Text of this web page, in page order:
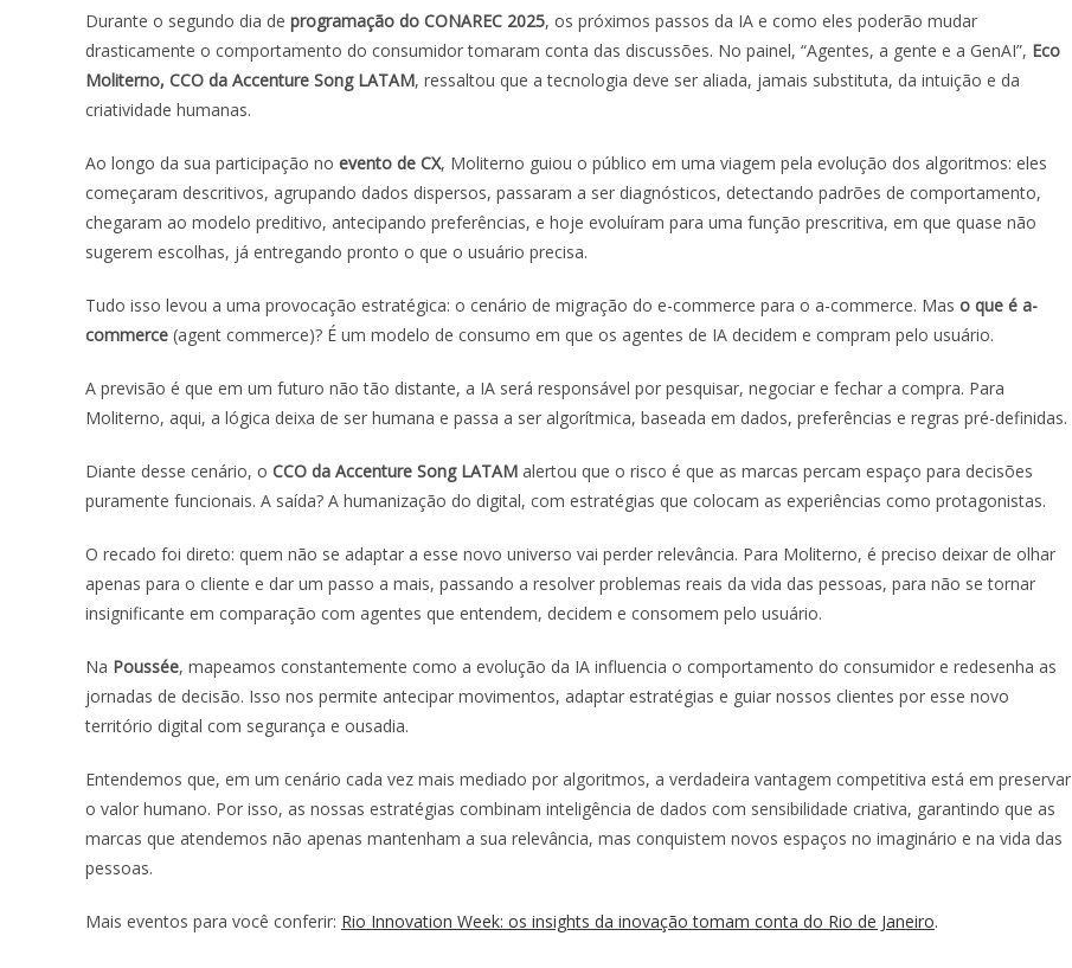
Durante o segundo dia de programação do CONAREC 2025, os próximos passos da IA e como eles poderão mudar
drasticamente o comportamento do consumidor tomaram conta das discussões. No painel, “Agentes, a gente e a GenAI”, Eco
Moliterno, CCO da Accenture Song LATAM, ressaltou que a tecnologia deve ser aliada, jamais substituta, da intuição e da
criatividade humanas.
Ao longo da sua participação no evento de CX, Moliterno guiou o público em uma viagem pela evolução dos algoritmos: eles
começaram descritivos, agrupando dados dispersos, passaram a ser diagnósticos, detectando padrões de comportamento,
chegaram ao modelo preditivo, antecipando preferências, e hoje evoluíram para uma função prescritiva, em que quase não
sugerem escolhas, já entregando pronto o que o usuário precisa.
Tudo isso levou a uma provocação estratégica: o cenário de migração do e-commerce para o a-commerce. Mas o que é a-
commerce (agent commerce)? É um modelo de consumo em que os agentes de IA decidem e compram pelo usuário.
A previsão é que em um futuro não tão distante, a IA será responsável por pesquisar, negociar e fechar a compra. Para
Moliterno, aqui, a lógica deixa de ser humana e passa a ser algorítmica, baseada em dados, preferências e regras pré-definidas.
Diante desse cenário, o CCO da Accenture Song LATAM alertou que o risco é que as marcas percam espaço para decisões
puramente funcionais. A saída? A humanização do digital, com estratégias que colocam as experiências como protagonistas.
O recado foi direto: quem não se adaptar a esse novo universo vai perder relevância. Para Moliterno, é preciso deixar de olhar
apenas para o cliente e dar um passo a mais, passando a resolver problemas reais da vida das pessoas, para não se tornar
insignificante em comparação com agentes que entendem, decidem e consomem pelo usuário.
Na Poussée, mapeamos constantemente como a evolução da IA influencia o comportamento do consumidor e redesenha as
jornadas de decisão. Isso nos permite antecipar movimentos, adaptar estratégias e guiar nossos clientes por esse novo
território digital com segurança e ousadia.
Entendemos que, em um cenário cada vez mais mediado por algoritmos, a verdadeira vantagem competitiva está em preservar
o valor humano. Por isso, as nossas estratégias combinam inteligência de dados com sensibilidade criativa, garantindo que as
marcas que atendemos não apenas mantenham a sua relevância, mas conquistem novos espaços no imaginário e na vida das
pessoas.
Mais eventos para você conferir: Rio Innovation Week: os insights da inovação tomam conta do Rio de Janeiro.